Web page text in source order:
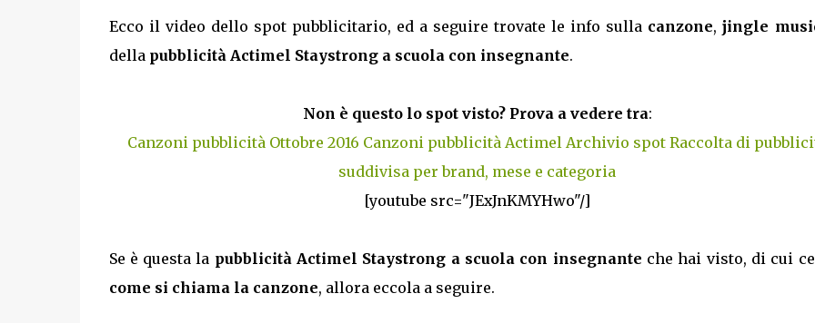
Ecco il video dello spot pubblicitario, ed a seguire trovate le info sulla canzone,jingle
della pubblicità Actimel Staystrong a scuola con insegnante.
Non è questo lo spot visto? Prova a vedere tra:
Canzoni pubblicità Ottobre 2016 Canzoni pubblicità Actimel Archivio spot Raccolta di
suddivisa per brand, mese e categoria
[youtube src="JExJnKMYHwo"/]
Se è questa la pubblicità Actimel Staystrong a scuola con insegnante che hai visto, di cui
come si chiama la canzone, allora eccola a seguire.